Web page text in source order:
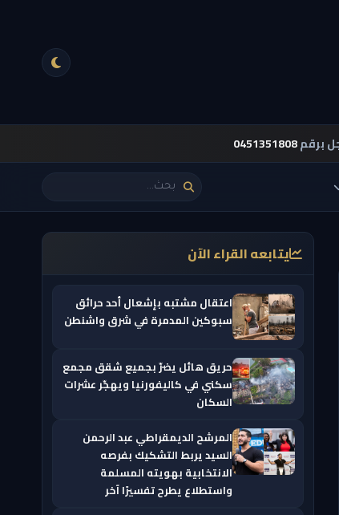
برقم0451351808
يتابعه القراء الآن
اعتقال مشتبه بإشعال أحد حرائق
سبوكين المدمرة في شرق واشنطن
حريق هائل يضرّ بجميع شقق مجمع
سكني في كاليفورنيا ويهجّر عشرات
السكان
المرشح الديمقراطي عبد الرحمن
السيد يربط التشكيك بفرصه
الانتخابية بهويته المسلمة
واستطلاع يطرح تفسيرًا آخر